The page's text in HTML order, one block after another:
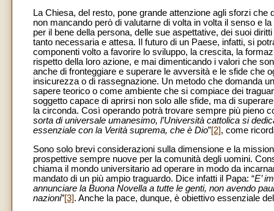
La Chiesa, del resto, pone grande attenzione agli sforzi
non mancando però di valutarne di volta in volta il senso e
per il bene della persona, delle sue aspettative, dei suoi
tanto necessaria e attesa. Il futuro di un Paese, infatti, si
componenti volto a favorire lo sviluppo, la crescita, la
rispetto della loro azione, e mai dimenticando i valori che
anche di fronteggiare e superare le avversità e le sfide che
insicurezza o di rassegnazione. Un metodo che domanda
sapere teorico o come ambiente che si compiace dei
soggetto capace di aprirsi non solo alle sfide, ma di
la circonda. Così operando potrà trovare sempre più pieno
sorta di universale umanesimo, l’Università cattolica si
essenziale con la Verità suprema, che è Dio”[2], come
Sono solo brevi considerazioni sulla dimensione e la
prospettive sempre nuove per la comunità degli uomini.
chiama il mondo universitario ad operare in modo da
mandato di un più ampio traguardo. Dice infatti il Papa: “E’
annunciare la Buona Novella a tutte le genti, non avendo
nazioni”[3]. Anche la pace, dunque, è obiettivo essenziale